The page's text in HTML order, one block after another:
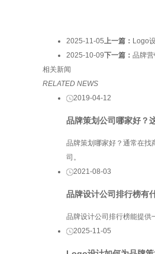
2025-11-05上一篇： Logo
2025-10-09下一篇： 品牌
相关新闻
RELATED NEWS
2019-04-12
品牌策划公司哪家好？
品牌策划哪家好？通常在找
司。
2021-08-03
品牌设计公司排行榜有
品牌设计公司排行榜能提供
2025-11-05